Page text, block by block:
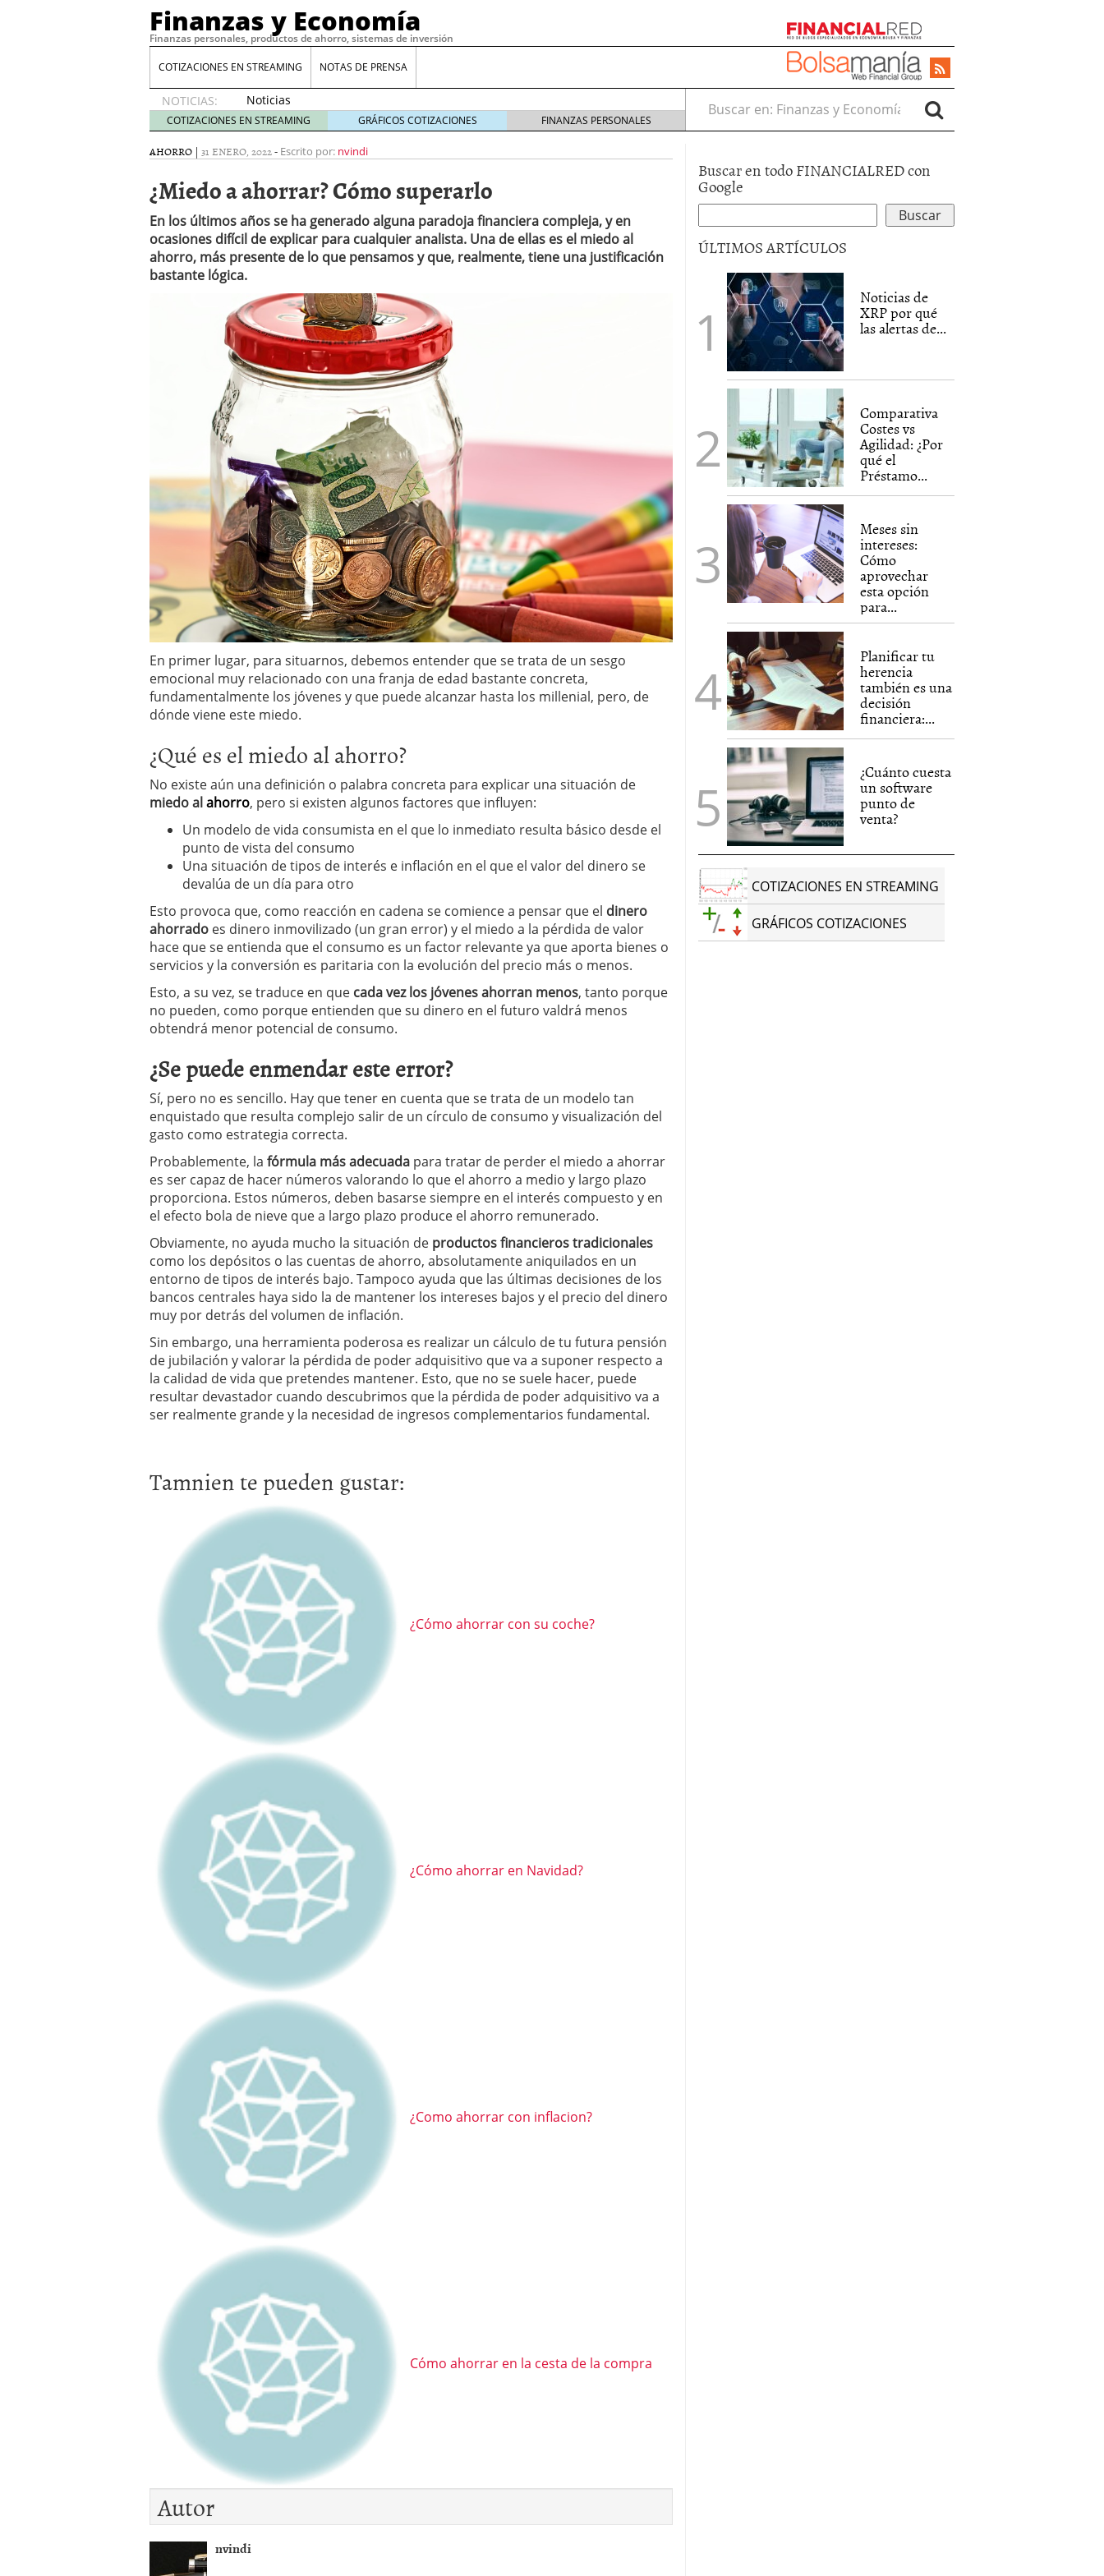
Finanzas y Economía
Finanzas personales, productos de ahorro, sistemas de inversión
COTIZACIONES EN STREAMING NOTAS DE PRENSA
NOTICIAS:
Noticias
de XRP
por qué
las
de
whales
suelen
llegar
tarde 16
de abril
de 2026
Comparativa Costes vs Agilidad: ¿Por qué el Préstamo Promotor privado
acelera la rentabilidad? 12 de diciembre de 2025
Meses sin intereses: Cómo aprovechar esta opción para gestionar tus
compras 24 de noviembre de 2025
Planificar tu herencia también es una decisión financiera: cómo anticiparte
a los costes 21 de noviembre de 2025
¿Cuánto cuesta un software punto de venta?
COTIZACIONES EN STREAMING GRÁFICOS COTIZACIONES FINANZAS PERSONALES
Buscar en:
AHORRO | 31 ENERO, 2022- Escrito por: nvindi
¿Miedo a ahorrar? Cómo superarlo
En los últimos años se ha generado alguna paradoja financiera compleja, y en
ocasiones difícil de explicar para cualquier analista. Una de ellas es el miedo al
ahorro, más presente de lo que pensamos y que, realmente, tiene una justificación
bastante lógica.
En primer lugar, para situarnos, debemos entender que se trata de un sesgo
emocional muy relacionado con una franja de edad bastante concreta,
fundamentalmente los jóvenes y que puede alcanzar hasta los millenial, pero, de
dónde viene este miedo.
¿Qué es el miedo al ahorro?
No existe aún una definición o palabra concreta para explicar una situación de
miedo alahorro, pero si existen algunos factores que influyen:
Un modelo de vida consumista en el que lo inmediato resulta básico desde el
punto de vista del consumo
Una situación de tipos de interés e inflación en el que el valor del dinero se
devalúa de un día para otro
Esto provoca que, como reacción en cadena se comience a pensar que el dinero
ahorrado es dinero inmovilizado (un gran error) y el miedo a la pérdida de valor
hace que se entienda que el consumo es un factor relevante ya que aporta bienes o
servicios y la conversión es paritaria con la evolución del precio más o menos.
Esto, a su vez, se traduce en que cada vez los jóvenes ahorran menos, tanto porque
no pueden, como porque entienden que su dinero en el futuro valdrá menos
obtendrá menor potencial de consumo.
¿Se puede enmendar este error?
Sí, pero no es sencillo. Hay que tener en cuenta que se trata de un modelo tan
enquistado que resulta complejo salir de un círculo de consumo y visualización del
gasto como estrategia correcta.
Probablemente, la fórmula más adecuada para tratar de perder el miedo a ahorrar
es ser capaz de hacer números valorando lo que el ahorro a medio y largo plazo
proporciona. Estos números, deben basarse siempre en el interés compuesto y en
el efecto bola de nieve que a largo plazo produce el ahorro remunerado.
Obviamente, no ayuda mucho la situación de productos financieros tradicionales
como los depósitos o las cuentas de ahorro, absolutamente aniquilados en un
entorno de tipos de interés bajo. Tampoco ayuda que las últimas decisiones de los
bancos centrales haya sido la de mantener los intereses bajos y el precio del dinero
muy por detrás del volumen de inflación.
Sin embargo, una herramienta poderosa es realizar un cálculo de tu futura pensión
de jubilación y valorar la pérdida de poder adquisitivo que va a suponer respecto a
la calidad de vida que pretendes mantener. Esto, que no se suele hacer, puede
resultar devastador cuando descubrimos que la pérdida de poder adquisitivo va a
ser realmente grande y la necesidad de ingresos complementarios fundamental.
Tamnien te pueden gustar:
¿Cómo ahorrar con su coche?
¿Cómo ahorrar en Navidad?
¿Como ahorrar con inflacion?
Cómo ahorrar en la cesta de la compra
Autor
nvindi
Buscar en todo FINANCIALRED con
Google
ÚLTIMOS ARTÍCULOS
Noticias de
XRP por qué
las alertas de...
Comparativa
Costes vs
Agilidad: ¿Por
qué el
Préstamo...
Meses sin
intereses:
Cómo
aprovechar
esta opción
para...
Planificar tu
herencia
también es una
decisión
financiera:...
¿Cuánto cuesta
un software
punto de
venta?
COTIZACIONES EN STREAMING
GRÁFICOS COTIZACIONES